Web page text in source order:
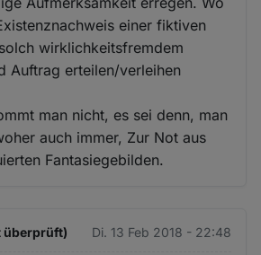
einer fiktiven
wirklichkeitsfremdem
Auftrag erteilen/verleihen
man nicht, es sei denn, man
auch immer, Zur Not aus
Fantasiegebilden.
überprüft) Di. 13 Feb 2018 - 22:48